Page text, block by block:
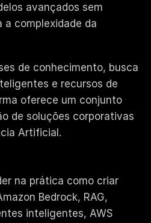
avançados sem
a complexidade da
de conhecimento, busca
e recursos de
oferece um conjunto
de soluções corporativas
Artificial.
na prática como criar
Bedrock, RAG,
inteligentes, AWS